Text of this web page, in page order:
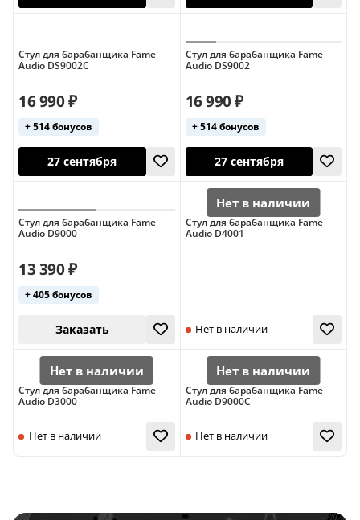
27 сентября 27 сентября
Стул для барабанщика Fame
Audio DS9002C
16 990 ₽
+ 514 бонусов
27 сентября
Стул для барабанщика Fame
Audio DS9002
16 990 ₽
+ 514 бонусов
27 сентября
Стул для барабанщика Fame
Audio D9000
13 390 ₽
+ 405 бонусов
Стул для барабанщика Fame
Audio D4001
Стул для барабанщика Fame
Audio D3000
Стул для барабанщика Fame
Audio D9000C